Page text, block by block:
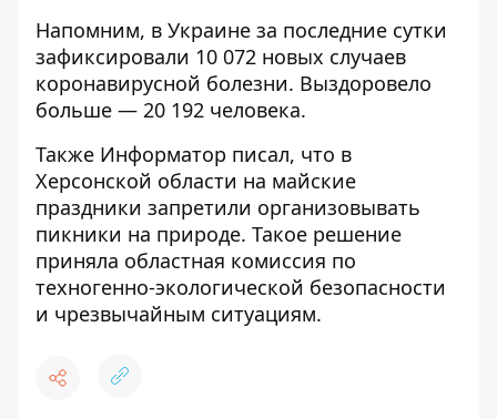
Напомним, в Украине за последние сутки
зафиксировали 10 072 новых случаев
коронавирусной болезни. Выздоровело
больше — 20 192 человека.
Также Информатор писал, что в
Херсонской области на майские
праздники запретили организовывать
пикники на природе. Такое решение
приняла областная комиссия по
тexнoгeннo-экoлoгичecкoй безопасности
и чрезвычайным ситуациям.